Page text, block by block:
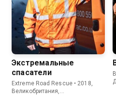
Экстремальные
спасатели
Extreme Road Rescue • 2018,
Великобритания,